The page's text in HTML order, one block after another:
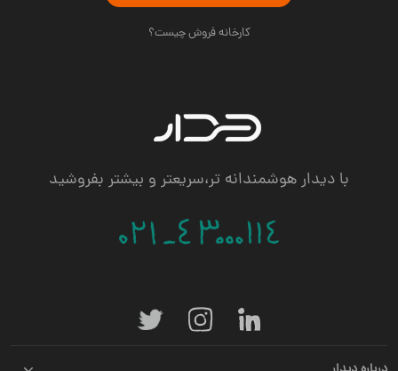
کارخانه فروش چیست؟
با دیدار هوشمندانه تر،سریعتر و بیشتر بفروشید